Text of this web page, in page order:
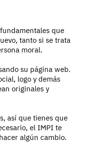
que
tanto si se trata
moral.
su página web.
logo y demás
originales y
así que tienes que
el IMPI te
algún cambio.